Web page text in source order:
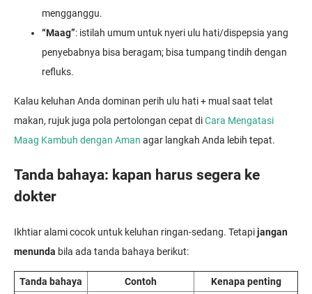
mengganggu.
“Maag”: istilah umum untuk nyeri ulu hati/dispepsia yang
penyebabnya bisa beragam; bisa tumpang tindih dengan
refluks.
Kalau keluhan Anda dominan perih ulu hati + mual saat telat
makan, rujuk juga pola pertolongan cepat diCara Mengatasi
Maag Kambuh dengan Aman agar langkah Anda lebih tepat.
Tanda bahaya: kapan harus segera ke
dokter
Ikhtiar alami cocok untuk keluhan ringan-sedang. Tetapijangan
menunda bila ada tanda bahaya berikut:
Tanda bahaya Contoh Kenapa penting